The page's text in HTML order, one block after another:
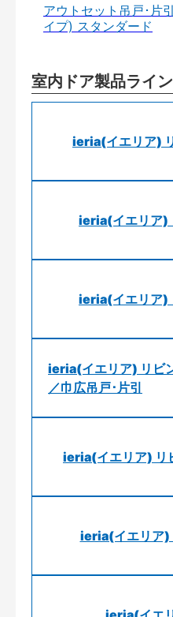
アウトセット吊戸･片
イプ) スタンダード
室内ドア製品ライ
ieria(イエリア)
ieria(イエリア)
ieria(イエリア)
ieria(イエリア) リビ
／巾広吊戸･片引
ieria(イエリア) リ
ieria(イエリア)